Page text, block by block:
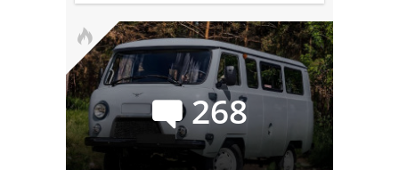
268